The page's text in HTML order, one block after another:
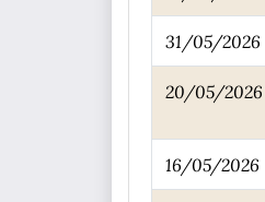
31/05/2026
20/05/2026
16/05/2026